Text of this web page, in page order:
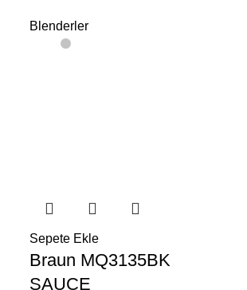
Blenderler
Sepete Ekle
Braun MQ3135BK
SAUCE